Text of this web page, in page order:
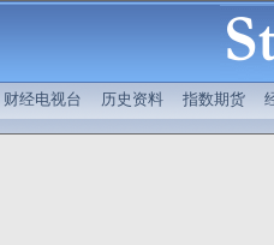
财经电视台 历史资料 指数期货